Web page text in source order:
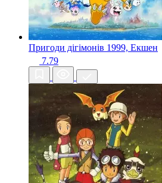
Пригоди дігімонів 1999, Екшен
7.79